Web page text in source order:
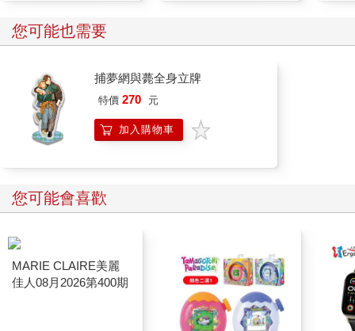
a 20-year-old wedding anniversary watch. Can you replace the
strap with American alligator leather then see if it can run for
That summer, our family biked along Taiwan's east coast. On a
steep slope, my younger son stopped, turned his back to us, and
nodded to two nearby Taiwanese water buffalo, saying hello.
After the ritual, Jigong took off his Daoist robe, put on blue and
white slippers, and walked into the temple under renovation. With
his hands crossed behindhis back, he counted the gods he could
Emperor, Dongyue Great Emperor, Xuantian Shangdi, Heavenly
Mother, Shennong Great Emperor, Baosheng Dadi, Three
Mountain Kings, Water Immortal Honoured King, Kaizhang
Shengwang, Guangze Zunwang, Linshui Lady, Five
Manifestations Great Emperor, Central Altar Marshal, Lords,
General of the Masses, Righteous People, City God, God of
Wealth, Kitchen God, Wenchang Emperor, and Kui Star...
On the platform heading to the Metropolitan Museum in New York,
您可能也需要
捕夢網與薨全身立牌
特價 270 元
加入購物車
您可能會喜歡